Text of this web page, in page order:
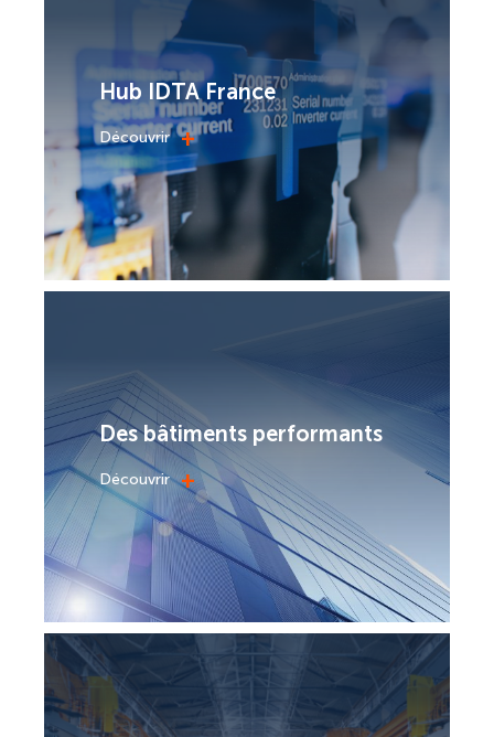
Hub IDTA France
Découvrir +
Des bâtiments performants
Découvrir +